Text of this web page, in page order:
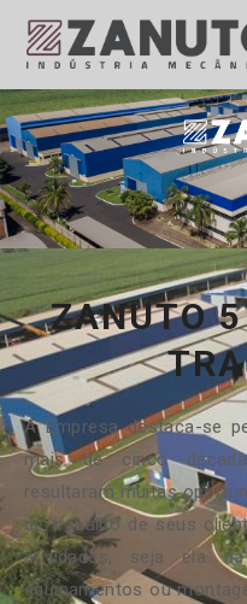
ZANUTO
A Empresa destaca-se
mais de cinco
resultaram muitas
de trabalho de seus
atividades, seja ela
equipamentos ou